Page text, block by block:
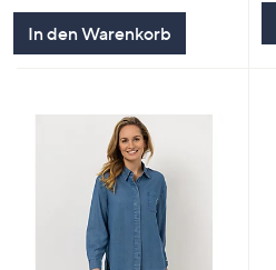
In den Warenkorb